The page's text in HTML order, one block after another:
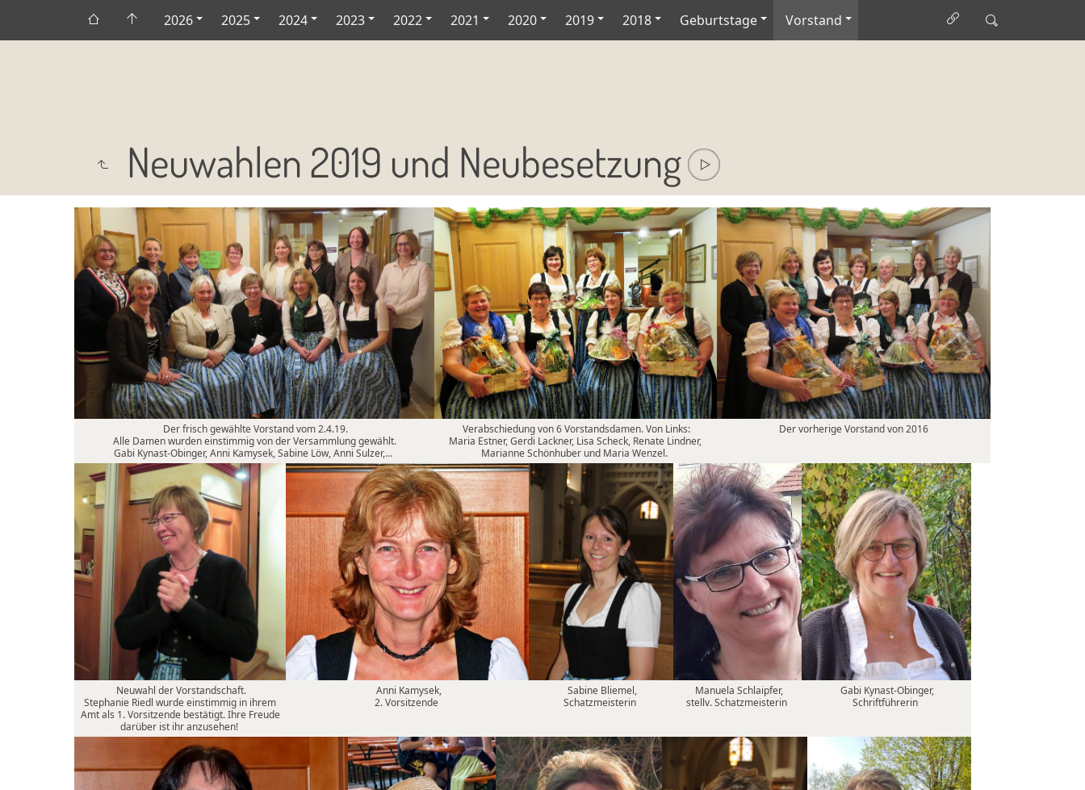
2026 2025 2024 2023 2022 2021 2020 2019 2018 Geburtstage Vorstand
Neuwahlen 2019 und Neubesetzung
Der frisch gewählte Vorstand vom 2.4.19.
Alle Damen wurden einstimmig von der Versammlung gewählt.
Gabi Kynast-Obinger, Anni Kamysek, Sabine Löw, Anni Sulzer,…
Verabschiedung von 6 Vorstandsdamen. Von Links:
Maria Estner, Gerdi Lackner, Lisa Scheck, Renate Lindner,
Marianne Schönhuber und Maria Wenzel.
Der vorherige Vorstand von 2016
Neuwahl der Vorstandschaft.
Stephanie Riedl wurde einstimmig in ihrem
Amt als 1. Vorsitzende bestätigt. Ihre Freude
darüber ist ihr anzusehen!
Anni Kamysek,
2. Vorsitzende
Sabine Bliemel,
Schatzmeisterin
Manuela Schlaipfer,
stellv. Schatzmeisterin
Gabi Kynast-Obinger,
Schriftführerin